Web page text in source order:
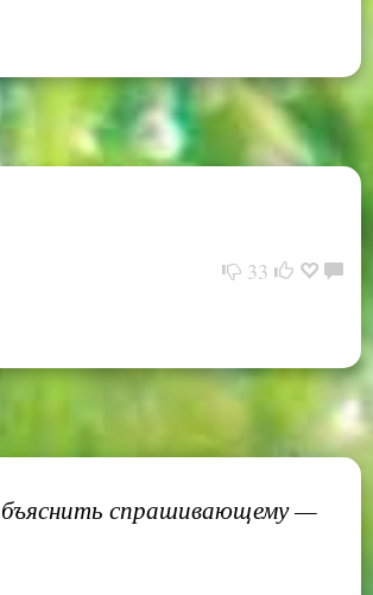
33
спрашивающему —